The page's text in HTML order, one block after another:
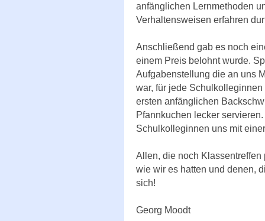
anfänglichen Lernmethoden
Verhaltensweisen erfahren
Anschließend gab es noch
einem Preis belohnt wurde.
Aufgabenstellung die an uns
war, für jede
ersten anfänglichen
Pfannkuchen lecker
Schulkolleginnen uns mit
Allen, die noch
wie wir es hatten und denen,
sich!
Georg Moodt